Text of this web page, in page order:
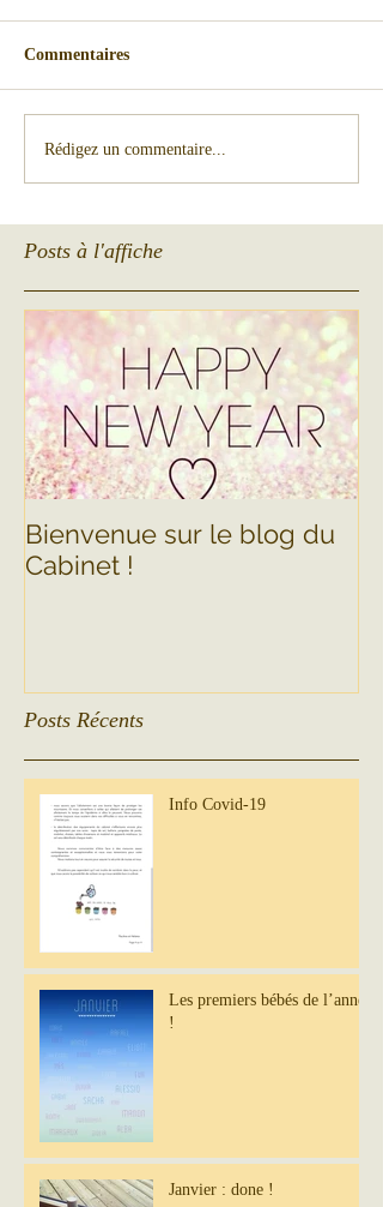
Commentaires
Rédigez un commentaire...
Posts à l'affiche
Bienvenue sur le blog du
Cabinet !
Posts Récents
Info Covid-19
Les premiers bébés de l’année
!
Janvier : done !